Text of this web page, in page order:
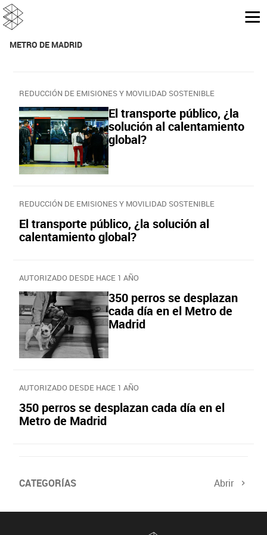
METRO DE MADRID
REDUCCIÓN DE EMISIONES Y MOVILIDAD SOSTENIBLE
El transporte público, ¿la
solución al calentamiento
global?
REDUCCIÓN DE EMISIONES Y MOVILIDAD SOSTENIBLE
El transporte público, ¿la solución al
calentamiento global?
AUTORIZADO DESDE HACE 1 AÑO
350 perros se desplazan
cada día en el Metro de
Madrid
AUTORIZADO DESDE HACE 1 AÑO
350 perros se desplazan cada día en el
Metro de Madrid
CATEGORÍAS Abrir